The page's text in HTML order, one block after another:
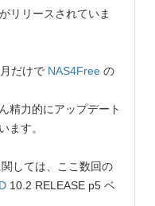
リリースされていま
だけで NAS4Free の
精力的にアップデート
ます。
しては、ここ数回の
10.2 RELEASE p5 ベ